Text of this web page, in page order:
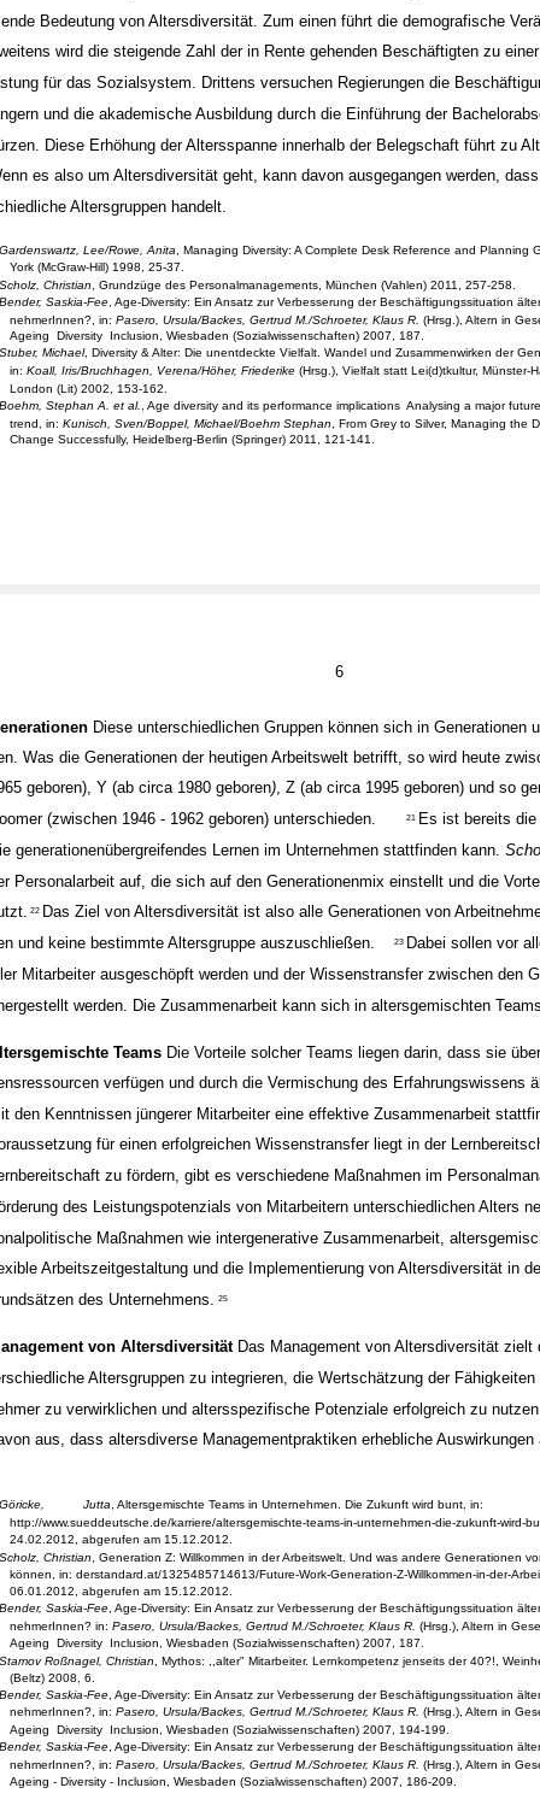
Bedeutung von Altersdiversität. Zum einen führt die demografische
wird die steigende Zahl der in Rente gehenden Beschäftigten zu
für das Sozialsystem. Drittens versuchen Regierungen die
und die akademische Ausbildung durch die Einführung der
Diese Erhöhung der Altersspanne innerhalb der Belegschaft führt zu
es also um Altersdiversität geht, kann davon ausgegangen werden,
Altersgruppen handelt.
Lee/Rowe, Anita , Managing Diversity: A Complete Desk Reference and Planning
York (McGraw-Hill) 1998, 25-37.
Christian , Grundzüge des Personalmanagements, München (Vahlen) 2011, 257-258.
Saskia-Fee, Age-Diversity: Ein Ansatz zur Verbesserung der Beschäftigungssituation
nehmerInnen?, in: Pasero, Ursula/Backes, Gertrud M./Schroeter, Klaus R. (Hrsg.), Altern in
Ageing ­ Diversity ­ Inclusion, Wiesbaden (Sozialwissenschaften) 2007, 187.
Michael, Diversity & Alter: Die unentdeckte Vielfalt. Wandel und Zusammenwirken der
in: Koall, Iris/Bruchhagen, Verena/Höher, Friederike (Hrsg.), Vielfalt statt Lei(d)tkultur, Münster-
London (Lit) 2002, 153-162.
Stephan A. et al.
, Age diversity and its performance implications ­ Analysing a major
trend, in: Kunisch, Sven/Boppel, Michael/Boehm Stephan , From Grey to Silver, Managing the
Change Successfully, Heidelberg-Berlin (Springer) 2011, 121-141.
6
Diese unterschiedlichen Gruppen können sich in Generationen
Was die Generationen der heutigen Arbeitswelt betrifft, so wird heute
geboren), Y (ab circa 1980 geboren), Z (ab circa 1995 geboren) und so
(zwischen 1946 - 1962 geboren) unterschieden.
21 Es ist bereits
generationenübergreifendes Lernen im Unternehmen stattfinden kann.
Personalarbeit auf, die sich auf den Generationenmix einstellt und die
22 Das Ziel von Altersdiversität ist also alle Generationen von
und keine bestimmte Altersgruppe auszuschließen.
23 Dabei sollen vor
Mitarbeiter ausgeschöpft werden und der Wissenstransfer zwischen den
werden. Die Zusammenarbeit kann sich in altersgemischten
Teams Die Vorteile solcher Teams liegen darin, dass sie
verfügen und durch die Vermischung des Erfahrungswissens
den Kenntnissen jüngerer Mitarbeiter eine effektive Zusammenarbeit
für einen erfolgreichen Wissenstransfer liegt in der
zu fördern, gibt es verschiedene Maßnahmen im
des Leistungspotenzials von Mitarbeitern unterschiedlichen Alters
Maßnahmen wie intergenerative Zusammenarbeit,
Arbeitszeitgestaltung und die Implementierung von Altersdiversität in
des Unternehmens. 25
von AltersdiversitätDas Management von Altersdiversität zielt
Altersgruppen zu integrieren, die Wertschätzung der Fähigkeiten
zu verwirklichen und altersspezifische Potenziale erfolgreich zu
aus, dass altersdiverse Managementpraktiken erhebliche
Jutta, Altersgemischte Teams in Unternehmen. Die Zukunft wird bunt, in:
http://www.sueddeutsche.de/karriere/altersgemischte-teams-in-unternehmen-die-zukunft-wird-
24.02.2012, abgerufen am 15.12.2012.
Christian , Generation Z: Willkommen in der Arbeitswelt. Und was andere Generationen
können, in: derstandard.at/1325485714613/Future-Work-Generation-Z-Willkommen-in-der-
06.01.2012, abgerufen am 15.12.2012.
Saskia-Fee, Age-Diversity: Ein Ansatz zur Verbesserung der Beschäftigungssituation
nehmerInnen? in: Pasero, Ursula/Backes, Gertrud M./Schroeter, Klaus R. (Hrsg.), Altern in
Ageing ­ Diversity ­ Inclusion, Wiesbaden (Sozialwissenschaften) 2007, 187.
Roßnagel, Christian , Mythos: ,,alter" Mitarbeiter. Lernkompetenz jenseits der 40?!,
(Beltz) 2008, 6.
Saskia-Fee, Age-Diversity: Ein Ansatz zur Verbesserung der Beschäftigungssituation
nehmerInnen?, in: Pasero, Ursula/Backes, Gertrud M./Schroeter, Klaus R. (Hrsg.), Altern in
Ageing ­ Diversity ­ Inclusion, Wiesbaden (Sozialwissenschaften) 2007, 194-199.
Saskia-Fee, Age-Diversity: Ein Ansatz zur Verbesserung der Beschäftigungssituation
nehmerInnen?, in: Pasero, Ursula/Backes, Gertrud M./Schroeter, Klaus R. (Hrsg.), Altern in
Ageing - Diversity - Inclusion, Wiesbaden (Sozialwissenschaften) 2007, 186-209.